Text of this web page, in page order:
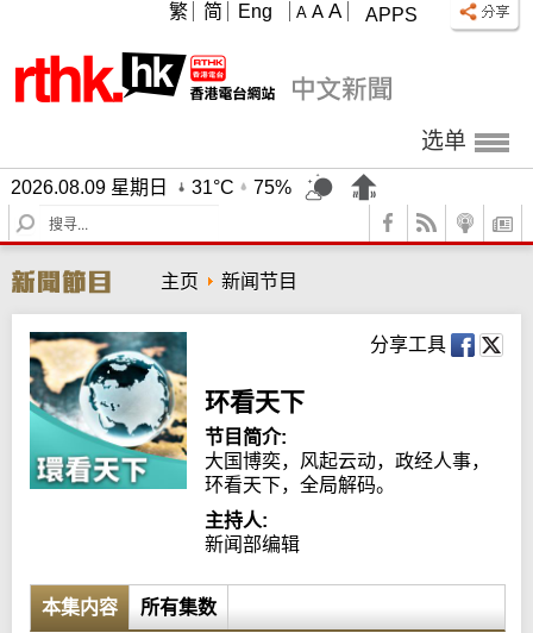
APPS
A A A
繁 简 Eng
选单
2026.08.09 星期日 31°C
75%
S
e
r
c
h
主页 新闻节目
分享工具
环看天下
节目简介:
大国博奕，风起云动，政经人事，
环看天下，全局解码。
主持人:
新闻部编辑
本集内容 所有集数